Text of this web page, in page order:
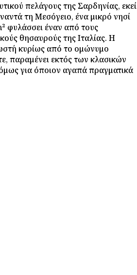
πελάγους της Σαρδηνίας, εκεί
τη Μεσόγειο, ένα μικρό νησί
φυλάσσει έναν από τους
θησαυρούς της Ιταλίας. Η
κυρίως από το ομώνυμο
παραμένει εκτός των κλασικών
για όποιον αγαπά πραγματικά